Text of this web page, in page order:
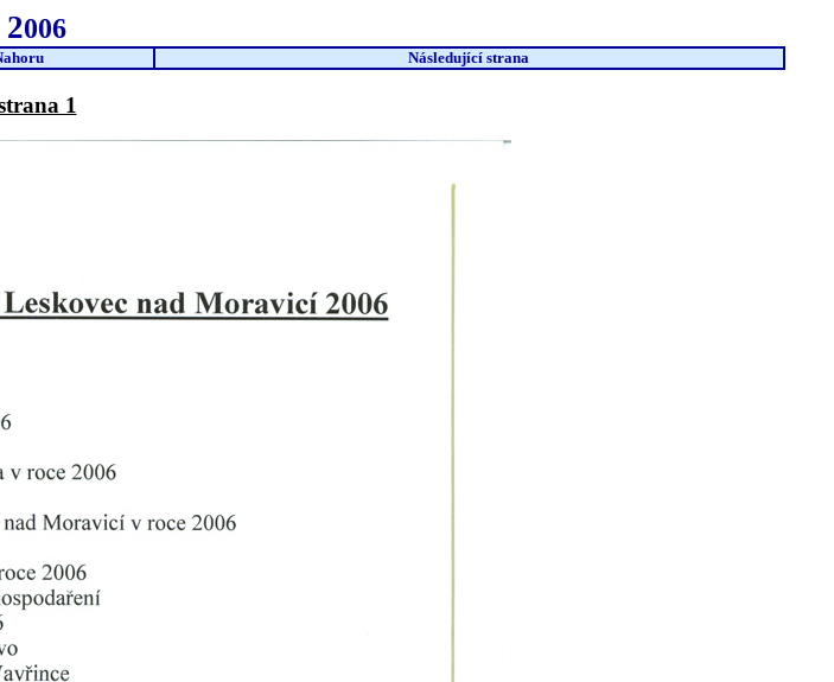
2006
Následující strana
1